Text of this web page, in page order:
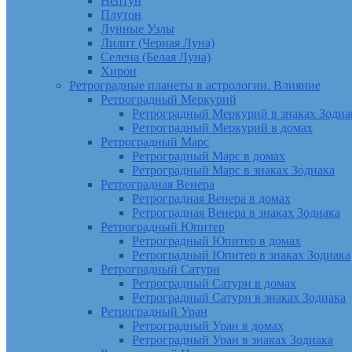
Плутон
Лунные Узлы
Лилит (Черная Луна)
Селена (Белая Луна)
Хирон
Ретроградные планеты в астрологии. Влияние
Ретроградный Меркурий
Ретроградный Меркурий в знаках
Ретроградный Меркурий в домах
Ретроградный Марс
Ретроградный Марс в домах
Ретроградный Марс в знаках Зодиака
Ретроградная Венера
Ретроградная Венера в домах
Ретроградная Венера в знаках Зодиака
Ретроградный Юпитер
Ретроградный Юпитер в домах
Ретроградный Юпитер в знаках Зодиака
Ретроградный Сатурн
Ретроградный Сатурн в домах
Ретроградный Сатурн в знаках Зодиака
Ретроградный Уран
Ретроградный Уран в домах
Ретроградный Уран в знаках Зодиака